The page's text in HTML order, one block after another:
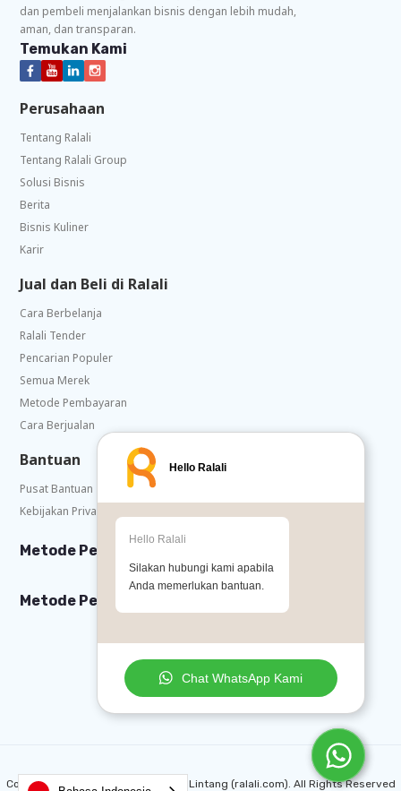
dan pembeli menjalankan bisnis dengan lebih mudah,
aman, dan transparan.
Temukan Kami
Perusahaan
Tentang Ralali
Tentang Ralali Group
Solusi Bisnis
Berita
Bisnis Kuliner
Karir
Jual dan Beli di Ralali
Cara Berbelanja
Ralali Tender
Pencarian Populer
Semua Merek
Metode Pembayaran
Cara Berjualan
Bantuan
Pusat Bantuan
Kebijakan Privasi
Metode Pembayaran
Metode Pengiriman
Copyright © 2026 PT. Raksasa Laju Lintang (ralali.com). All Rights Reserved
Hello Ralali
Hello Ralali
Silakan hubungi kami apabila
Anda memerlukan bantuan.
Chat WhatsApp Kami